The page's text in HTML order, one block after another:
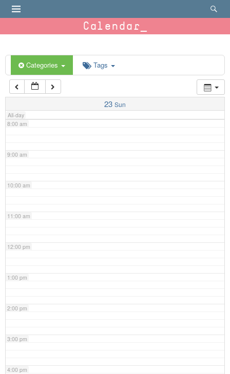
Calendar
Categories Tags
23 Sun
All-day
6:00 am
7:00 am
8:00 am
9:00 am
10:00 am
11:00 am
12:00 pm
1:00 pm
2:00 pm
3:00 pm
4:00 pm